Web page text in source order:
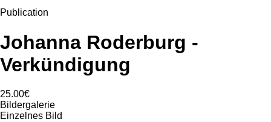
Publication
Johanna Roderburg -
Verkündigung
25.00€
Bildergalerie
Einzelnes Bild